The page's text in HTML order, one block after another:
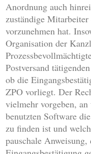
Anordnung auch
zuständige
vorzunehmen hat.
Organisation der
Postversand
ob die
ZPO vorliegt. Der
vielmehr vorgeben,
benutzten Software
zu finden ist und
pauschale